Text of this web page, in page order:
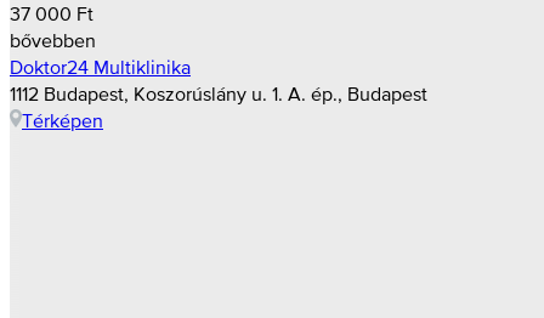
37 000 Ft
bővebben
Doktor24 Multiklinika
1112 Budapest, Koszorúslány u. 1. A. ép., Budapest
Térképen